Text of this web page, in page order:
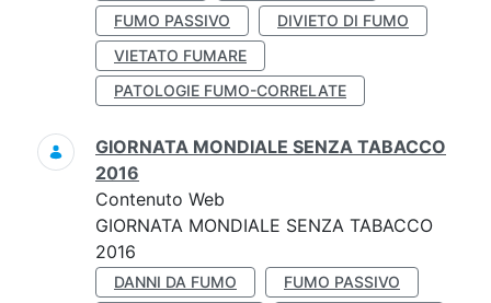
FUMO PASSIVO
DIVIETO DI FUMO
VIETATO FUMARE
PATOLOGIE FUMO-CORRELATE
GIORNATA MONDIALE SENZA TABACCO
2016
Contenuto Web
GIORNATA MONDIALE SENZA TABACCO
2016
DANNI DA FUMO
FUMO PASSIVO